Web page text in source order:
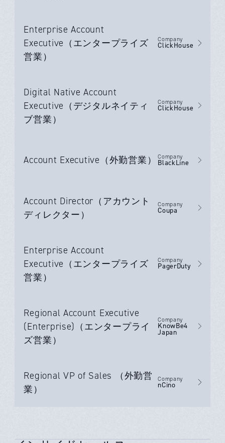
Enterprise Account
Executive（エンタープライズ
営業）
Company
ClickHouse
Digital Native Account
Executive（デジタルネイティ
ブ営業）
Company
ClickHouse
Account Executive（外勤営業） Company
BlackLine
Account Director（アカウント
ディレクター）
Company
Coupa
Enterprise Account
Executive（エンタープライズ
営業）
Company
PagerDuty
Regional Account Executive
(Enterprise)（エンタープライ
ズ営業）
Company
KnowBe4
Japan
Regional VP of Sales （外勤営
業）
Company
nCino